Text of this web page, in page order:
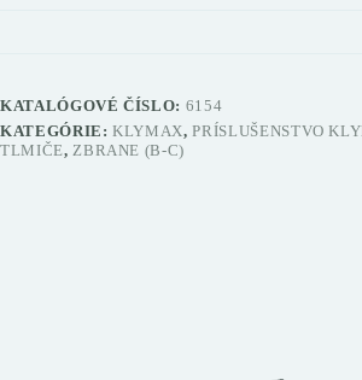
KATALÓGOVÉ ČÍSLO: 6154
KATEGÓRIE:KLYMAX,PRÍSLUŠENSTVO
TLMIČE, ZBRANE (B-C)